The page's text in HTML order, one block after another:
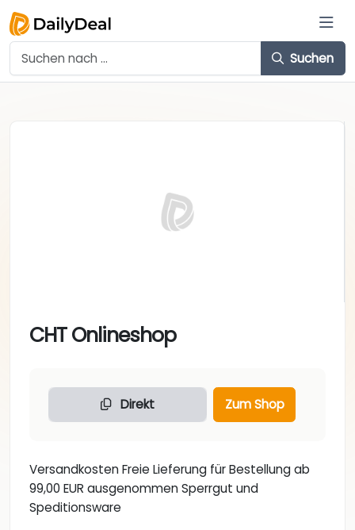
Suchen
CHT Onlineshop
Direkt Zum Shop
Versandkosten Freie Lieferung für Bestellung ab
99,00 EUR ausgenommen Sperrgut und
Speditionsware